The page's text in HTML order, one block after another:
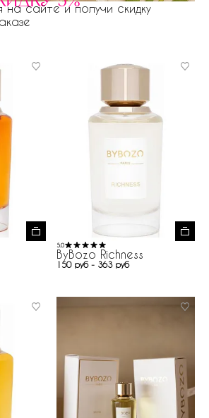
на сайте и получи скидку
5.0
ByBozo Richness
150 руб - 363 руб